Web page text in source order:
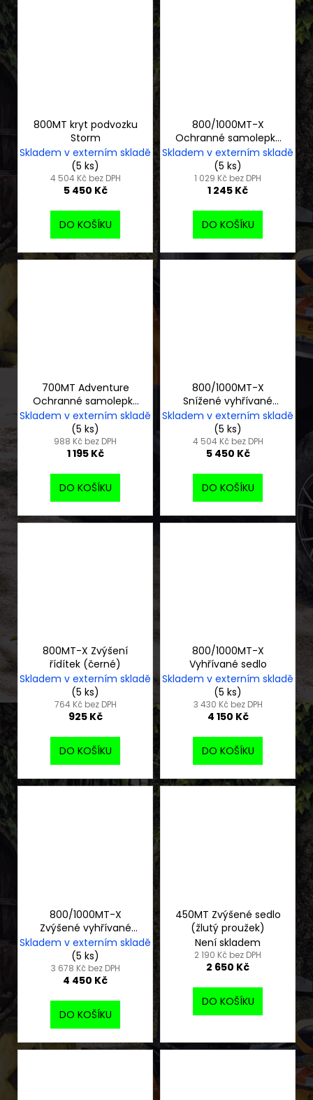
800MT kryt podvozku
Storm
Skladem v externím skladě
(5 ks)
4 504 Kč bez DPH
5 450 Kč
DO KOŠÍKU
800/1000MT-X
Ochranné samolepky
na nádrž
Skladem v externím skladě
(5 ks)
1 029 Kč bez DPH
1 245 Kč
DO KOŠÍKU
700MT Adventure
Ochranné samolepky
na nádrž
Skladem v externím skladě
(5 ks)
988 Kč bez DPH
1 195 Kč
DO KOŠÍKU
800/1000MT-X
Snížené vyhřívané
sedlo
Skladem v externím skladě
(5 ks)
4 504 Kč bez DPH
5 450 Kč
DO KOŠÍKU
800MT-X Zvýšení
řídítek (černé)
Skladem v externím skladě
(5 ks)
764 Kč bez DPH
925 Kč
DO KOŠÍKU
800/1000MT-X
Vyhřívané sedlo
Skladem v externím skladě
(5 ks)
3 430 Kč bez DPH
4 150 Kč
DO KOŠÍKU
800/1000MT-X
Zvýšené vyhřívané
sedlo
Skladem v externím skladě
(5 ks)
3 678 Kč bez DPH
4 450 Kč
DO KOŠÍKU
450MT Zvýšené sedlo
(žlutý proužek)
Není skladem
2 190 Kč bez DPH
2 650 Kč
DO KOŠÍKU